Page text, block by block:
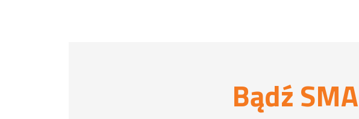
Bądź